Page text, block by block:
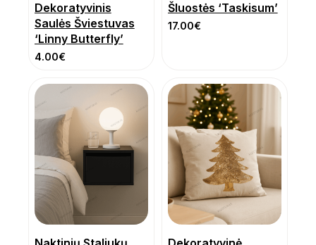
Dekoratyvinis
Saulės Šviestuvas
‘Linny Butterfly’
4.00€
Šluostės ‘Taskisum’
17.00€